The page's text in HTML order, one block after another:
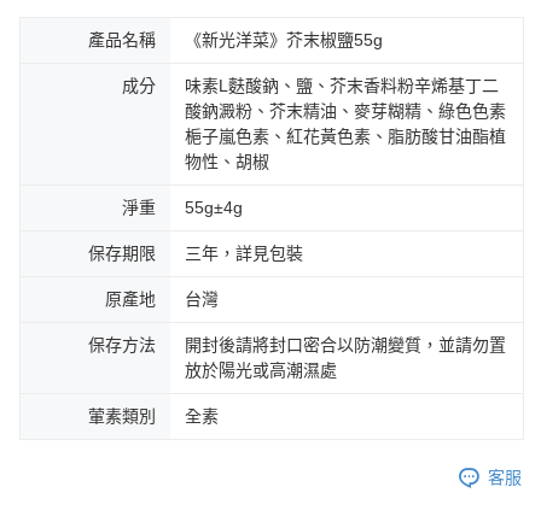
產品名稱 《新光洋菜》芥末椒鹽55g
成分
味素L麩酸鈉、鹽、芥末香料粉辛烯基丁二
酸鈉澱粉、芥末精油、麥芽糊精、綠色色素
梔子嵐色素、紅花黃色素、脂肪酸甘油酯植
物性、胡椒
淨重 55g±4g
保存期限 三年，詳見包裝
原產地 台灣
保存方法
開封後請將封口密合以防潮變質，並請勿置
放於陽光或高潮濕處
葷素類別 全素
客服